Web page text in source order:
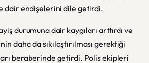
dair endişelerini dile getirdi.
durumuna dair kaygıları arttırdı ve
daha da sıkılaştırılması gerektiği
beraberinde getirdi. Polis ekipleri